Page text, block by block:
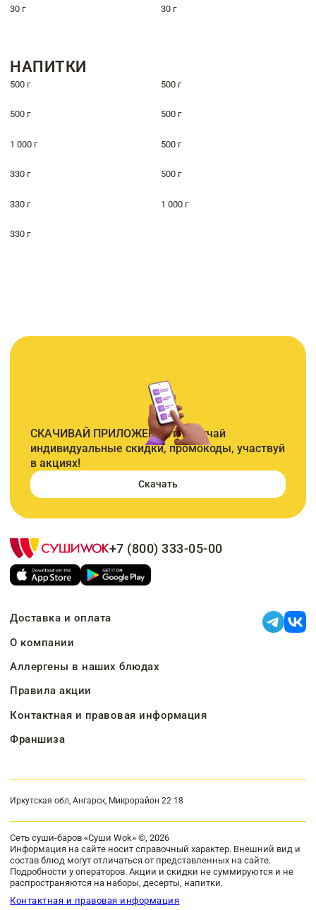
30 г 30 г
НАПИТКИ
500 г 500 г
500 г 500 г
1 000 г 500 г
330 г 500 г
330 г 1 000 г
330 г
СКАЧИВАЙ ПРИЛОЖЕНИЕ и получай
индивидуальные скидки, промокоды, участвуй
в акциях!
Скачать
+7 (800) 333-05-00
Доставка и оплата
О компании
Аллергены в наших блюдах
Правила акции
Контактная и правовая информация
Франшиза
Иркутская обл, Ангарск, Микрорайон 22 18
Сеть суши-баров «Суши Wok» ©, 2026
Информация на сайте носит справочный характер. Внешний вид и
состав блюд могут отличаться от представленных на сайте.
Подробности у операторов. Акции и скидки не суммируются и не
распространяются на наборы, десерты, напитки.
Контактная и правовая информация